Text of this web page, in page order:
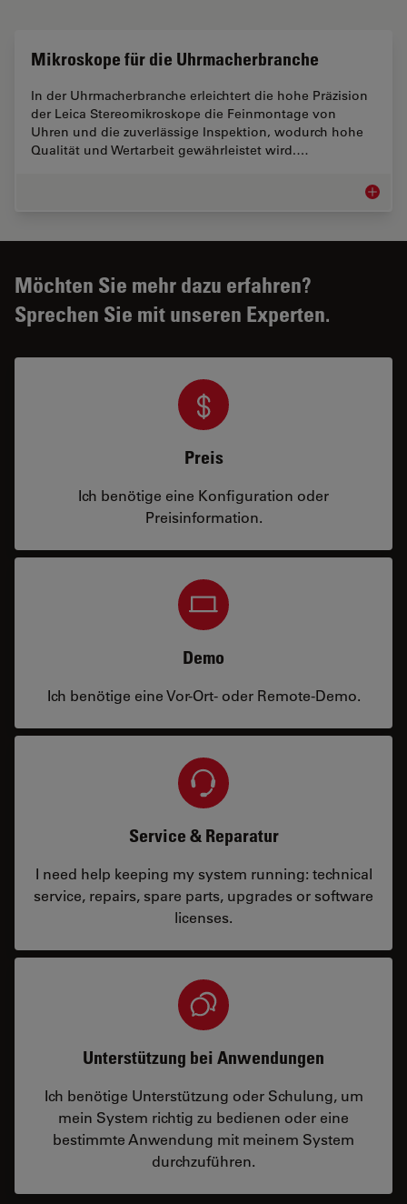
Mikroskope für die Uhrmacherbranche
In der Uhrmacherbranche erleichtert die hohe Präzision
der Leica Stereomikroskope die Feinmontage von
Uhren und die zuverlässige Inspektion, wodurch hohe
Qualität und Wertarbeit gewährleistet wird.…
Möchten Sie mehr dazu erfahren?
Sprechen Sie mit unseren Experten.
Preis
Ich benötige eine Konfiguration oder
Preisinformation.
Demo
Ich benötige eine Vor-Ort- oder Remote-Demo.
Service & Reparatur
I need help keeping my system running: technical
service, repairs, spare parts, upgrades or software
licenses.
Unterstützung bei Anwendungen
Ich benötige Unterstützung oder Schulung, um
mein System richtig zu bedienen oder eine
bestimmte Anwendung mit meinem System
durchzuführen.